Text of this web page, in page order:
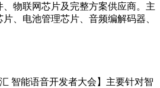
物联网芯片及完整方案供应商。主
、电池管理芯片、音频编解码器、
智能语音开发者大会】主要针对智